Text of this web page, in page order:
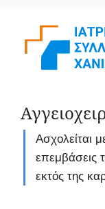
περιεχόμενο
Ασχολείται
επεμβάσεις
εκτός της